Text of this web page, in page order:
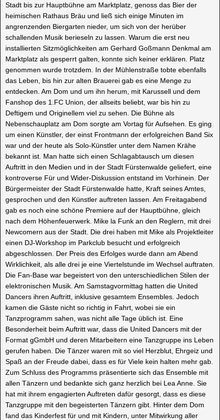
Stadt bis zur Hauptbühne am Marktplatz, genoss das Bier der
heimischen Rathaus Bräu und ließ sich einige Minuten im
angrenzenden Biergarten nieder, um sich von der herüber
schallenden Musik berieseln zu lassen. Warum die erst neu
installierten Sitzmöglichkeiten am Gerhard Goßmann Denkmal am
Marktplatz als gesperrt galten, konnte sich keiner erklären. Platz
genommen wurde trotzdem. In der Mühlenstraße tobte ebenfalls
das Leben, bis hin zur alten Brauerei gab es eine Menge zu
entdecken. Am Dom und um ihn herum, mit Karussell und dem
Fanshop des 1.FC Union, der allseits beliebt, war bis hin zu
Deftigem und Originellem viel zu sehen. Die Bühne als
Nebenschauplatz am Dom sorgte am Vortag für Aufsehen. Es ging
um einen Künstler, der einst Frontmann der erfolgreichen Band Six
war und der heute als Solo-Künstler unter dem Namen Krähe
bekannt ist. Man hatte sich einen Schlagabtausch um diesen
Auftritt in den Medien und in der Stadt Fürstenwalde geliefert, eine
kontroverse Für und Wider-Diskussion entstand im Vorhinein. Der
Bürgermeister der Stadt Fürstenwalde hatte, Kraft seines Amtes,
gesprochen und den Künstler auftreten lassen. Am Freitagabend
gab es noch eine schöne Premiere auf der Hauptbühne, gleich
nach dem Höhenfeuerwerk. Mike la Funk an den Reglern, mit drei
Newcomern aus der Stadt. Die drei haben mit Mike als Projektleiter
einen DJ-Workshop im Parkclub besucht und erfolgreich
abgeschlossen. Der Preis des Erfolges wurde dann am Abend
Wirklichkeit, als alle drei je eine Viertelstunde im Wechsel auftraten.
Die Fan-Base war begeistert von den unterschiedlichen Stilen der
elektronischen Musik. Am Samstagvormittag hatten die United
Dancers ihren Auftritt, inklusive gesamtem Ensembles. Jedoch
kamen die Gäste nicht so richtig in Fahrt, wobei sie ein
Tanzprogramm sahen, was nicht alle Tage üblich ist. Eine
Besonderheit beim Auftritt war, dass die United Dancers mit der
Format gGmbH und deren Mitarbeitern eine Tanzgruppe ins Leben
gerufen haben. Die Tänzer waren mit so viel Herzblut, Ehrgeiz und
Spaß an der Freude dabei, dass es für Viele kein halten mehr gab.
Zum Schluss des Programms präsentierte sich das Ensemble mit
allen Tänzern und bedankte sich ganz herzlich bei Lea Anne. Sie
hat mit ihrem engagierten Auftreten dafür gesorgt, dass es diese
Tanzgruppe mit den begeisterten Tänzern gibt. Hinter dem Dom
fand das Kinderfest für und mit Kindern, unter Mitwirkung aller